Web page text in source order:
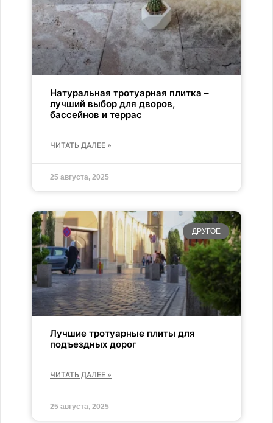
Натуральная тротуарная плитка –
лучший выбор для дворов,
бассейнов и террас
ЧИТАТЬ ДАЛЕЕ »
25 августа, 2025
ДРУГОЕ
Лучшие тротуарные плиты для
подъездных дорог
ЧИТАТЬ ДАЛЕЕ »
25 августа, 2025